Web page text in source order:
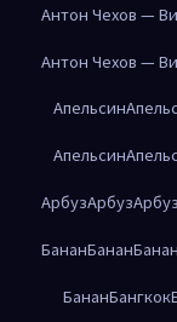
Антон Чехов —
Антон Чехов —
Апельсин
Апельсин
АрбузАрбузАрбуз
БананБананБанан
БананБангкок